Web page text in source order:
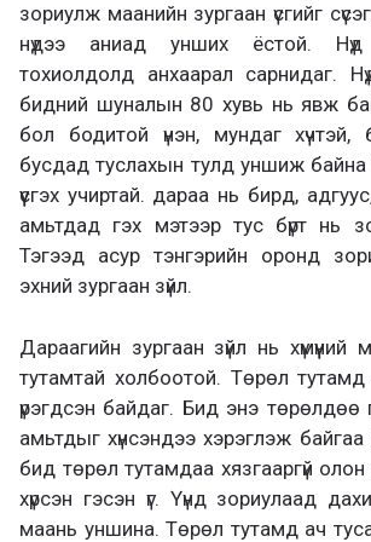
зориулж маанийн зургаан үсгийг
нүдээ аниад унших ёстой.
тохиолдолд анхаарал сарнидаг.
бидний шуналын 80 хувь нь явж
бол бодитой үнэн, мундаг хүчтэй,
бусдад туслахын тулд уншиж байна
үүсгэх учиртай. дараа нь бирд, адгуус,
амьтдад гэх мэтээр тус бүрт нь
Тэгээд асур тэнгэрийн оронд
эхний зургаан зүйл.
Дараагийн зургаан зүйл нь
тутамтай холбоотой. Төрөл
үрэгдсэн байдаг. Бид энэ төрөлдөө
амьтдыг хүнсэндээ хэрэглэж
бид төрөл тутамдаа хязгааргүй
хүрсэн гэсэн үг. Үүнд зориулаад
маань уншина. Төрөл тутамд ач